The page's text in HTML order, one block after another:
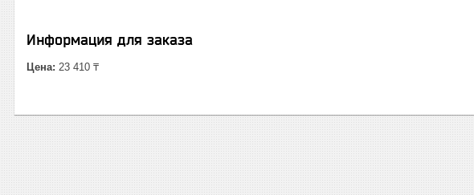
Информация для заказа
Цена: 23 410 ₸